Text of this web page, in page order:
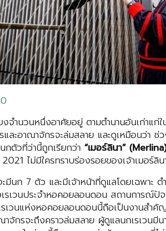
นวนหนึ่งอาศัยอยู่ ตามตำนานอันเก่าแก่
ละอาณาจักรจะล่มสลาย และดูเหมือนว่า
ตัวที่ว่านี้ถูกเรียกว่า “เมอร์ลินา”
ไม่มีใครทราบร่องรอยของเจ้าเมอร์ลิน
ก 7 ตัว และมีเจ้าหน้าที่ดูแลโดยเฉพาะ ต
รเวนประจำหอคอยลอนดอน สถานการณ์ปั
เวนแห่งหอคอยลอนดอนนี้ถือเป็นงานสำ
จักรจะถึงคราวล่มสลาย ผู้ดูแลนกเรเวน